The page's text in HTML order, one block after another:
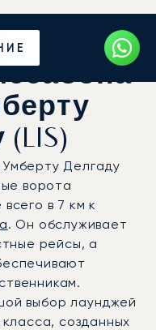
в
Делгаду
ворота
в 7 км к
. Он обслуживает
рейсы, а
выбор лаунджей
созданных